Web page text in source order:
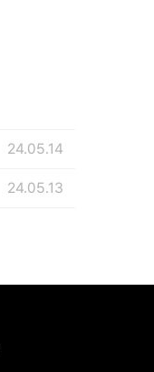
24.05.14
24.05.13